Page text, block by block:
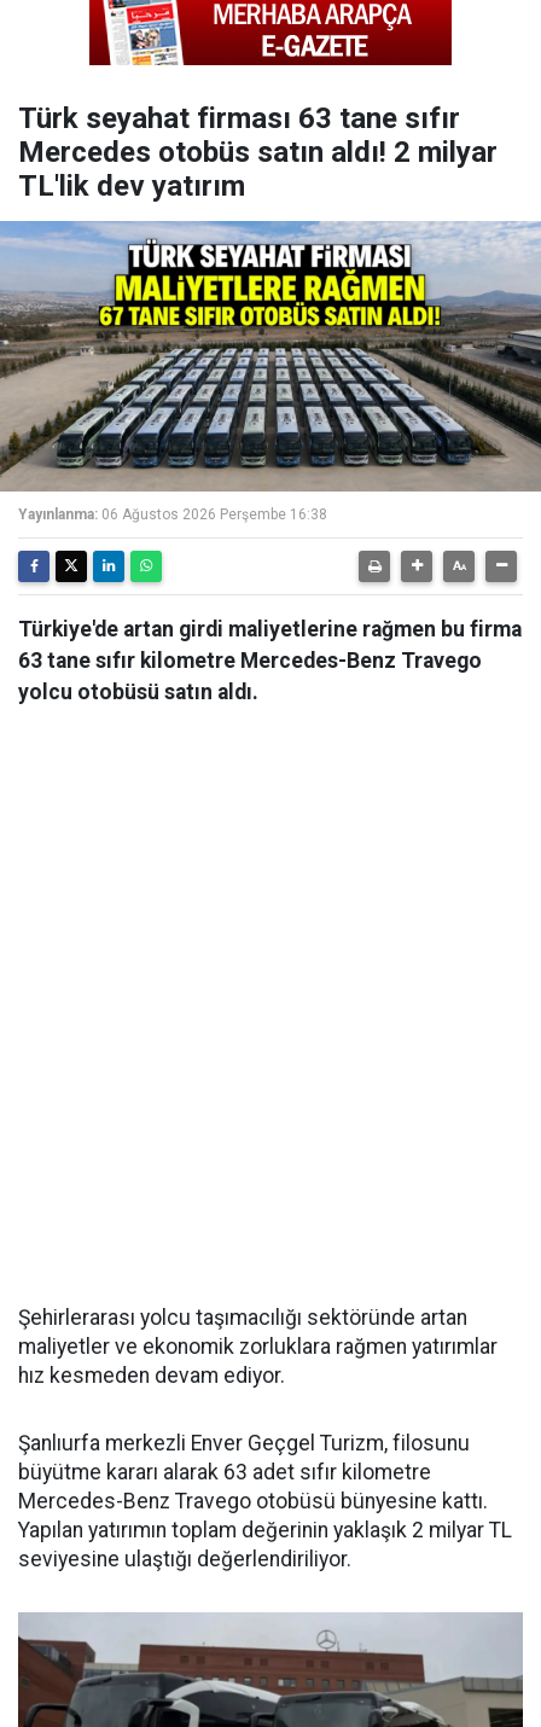
Türk seyahat firması 63 tane sıfır
Mercedes otobüs satın aldı! 2 milyar
TL'lik dev yatırım
Yayınlanma: 06 Ağustos 2026 Perşembe 16:38
Türkiye'de artan girdi maliyetlerine rağmen bu firma
63 tane sıfır kilometre Mercedes-Benz Travego
yolcu otobüsü satın aldı.
Şehirlerarası yolcu taşımacılığı sektöründe artan
maliyetler ve ekonomik zorluklara rağmen yatırımlar
hız kesmeden devam ediyor.
Şanlıurfa merkezli Enver Geçgel Turizm, filosunu
büyütme kararı alarak 63 adet sıfır kilometre
Mercedes-Benz Travego otobüsü bünyesine kattı.
Yapılan yatırımın toplam değerinin yaklaşık 2 milyar TL
seviyesine ulaştığı değerlendiriliyor.